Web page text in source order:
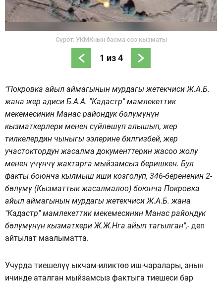
Сүрөт: УКМКнын басма сөз кызматы
1 из4
"Покровка айыл аймагынын мурдагы жетекчиси Ж.А.Б.
жана жер адиси Б.А.А. "Кадастр" мамлекеттик
мекемесинин Манас райондук бөлүмүнүн
кызматкерлери менен сүйлөшүп алышып, жер
тилкелердин чыныгы ээлерине билгизбей, жер
участоктордун жасалма документтерин жасоо жолу
менен үчүнчү жактарга мыйзамсыз беришкен. Бул
факты боюнча кылмыш иши козголуп, 346-берененин 2-
бөлүмү (Кызматтык жасалмалоо) боюнча Покровка
айыл аймагынын мурдагы жетекчиси Ж.А.Б. жана
"Кадастр" мамлекеттик мекемесинин Манас райондук
бөлүмүнүн кызматкери Ж.Ж.Нга айып тагылган",- деп
айтылат маалыматта.
Учурда тиешелүү ыкчам-иликтөө иш-чаралары, анын
ичинде аталган мыйзамсыз фактыга тиешеси бар